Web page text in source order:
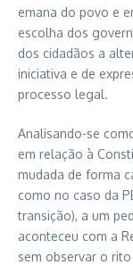
emana do povo e
escolha dos
dos cidadãos a
iniciativa e de
processo legal.
Analisando-se
em relação à
mudada de forma
como no caso da
transição), a um
aconteceu com a
sem observar o